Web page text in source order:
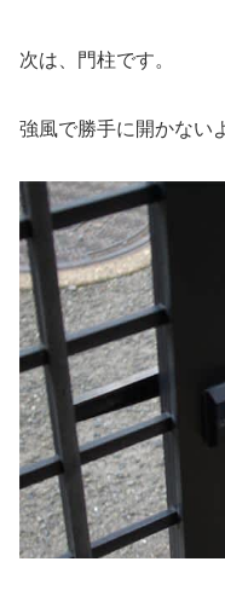
次は、門柱です。
強風で勝手に開かない